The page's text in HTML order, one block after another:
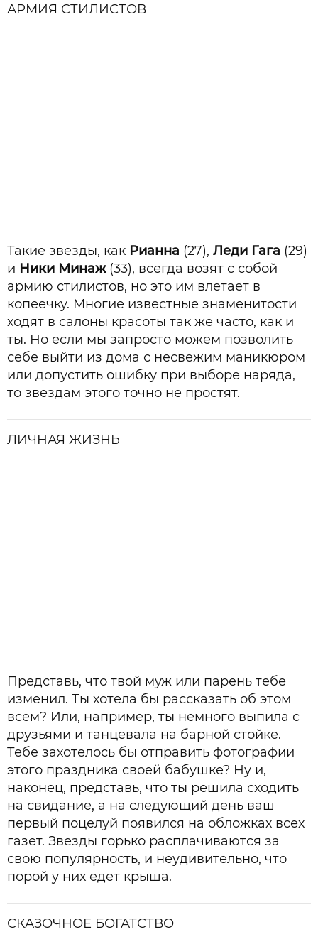
АРМИЯ СТИЛИСТОВ
Такие звезды, как Рианна (27), Леди Гага (29)
и Ники Минаж(33), всегда возят с собой
армию стилистов, но это им влетает в
копеечку. Многие известные знаменитости
ходят в салоны красоты так же часто, как и
ты. Но если мы запросто можем позволить
себе выйти из дома с несвежим маникюром
или допустить ошибку при выборе наряда,
то звездам этого точно не простят.
ЛИЧНАЯ ЖИЗНЬ
Представь, что твой муж или парень тебе
изменил. Ты хотела бы рассказать об этом
всем? Или, например, ты немного выпила с
друзьями и танцевала на барной стойке.
Тебе захотелось бы отправить фотографии
этого праздника своей бабушке? Ну и,
наконец, представь, что ты решила сходить
на свидание, а на следующий день ваш
первый поцелуй появился на обложках всех
газет. Звезды горько расплачиваются за
свою популярность, и неудивительно, что
порой у них едет крыша.
СКАЗОЧНОЕ БОГАТСТВО